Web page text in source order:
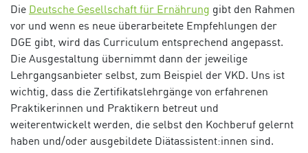
Die Deutsche Gesellschaft für Ernährung gibt den Rahmen
vor und wenn es neue überarbeitete Empfehlungen der
DGE gibt, wird das Curriculum entsprechend angepasst.
Die Ausgestaltung übernimmt dann der jeweilige
Lehrgangsanbieter selbst, zum Beispiel der VKD. Uns ist
wichtig, dass die Zertifikatslehrgänge von erfahrenen
Praktikerinnen und Praktikern betreut und
weiterentwickelt werden, die selbst den Kochberuf gelernt
haben und/oder ausgebildete Diätassistent:innen sind.